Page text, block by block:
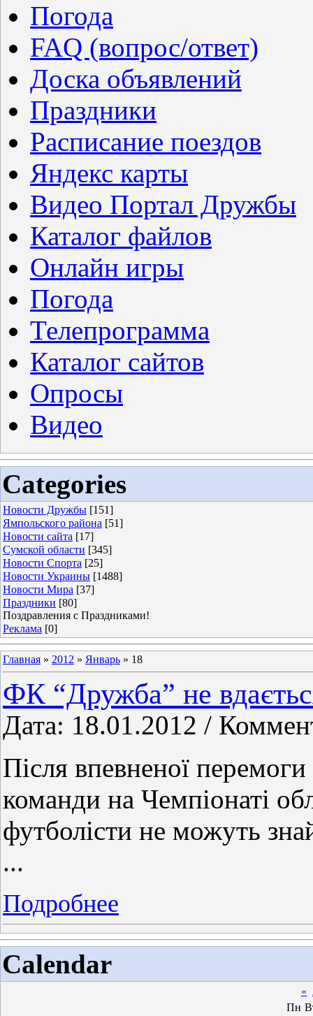
Погода
FAQ (вопрос/ответ)
Доска объявлений
Праздники
Расписание поездов
Яндекс карты
Видео Портал Дружбы
Каталог файлов
Онлайн игры
Погода
Телепрограмма
Каталог сайтов
Опросы
Видео
Categories
Новости Дружбы [151]
Ямпольского района [51]
Новости сайта [17]
Сумской области [345]
Новости Спорта [25]
Новости Украины [1488]
Новости Мира [37]
Праздники [80]
Поздравления с Праздниками!
Реклама [0]
Главная » 2012 » Январь » 18
ФК “Дружба” не
Дата: 18.01.2012 /
Після впевненої
команди на Чемпіонаті
футболісти не можуть
...
Подробнее
Calendar
«
Пн